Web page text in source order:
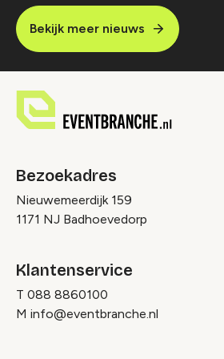
Bekijk meer nieuws
Bezoekadres
Nieuwemeerdijk 159
1171 NJ Badhoevedorp
Klantenservice
T 088 8860100
M info@eventbranche.nl